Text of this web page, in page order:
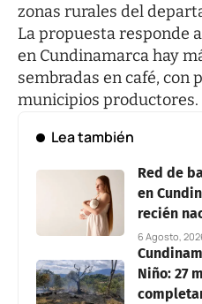
zonas rurales del
La propuesta responde
en Cundinamarca hay
sembradas en café, con
municipios productores.
Lea también
Red de
en
recién
6 Agosto,
Niño: 27